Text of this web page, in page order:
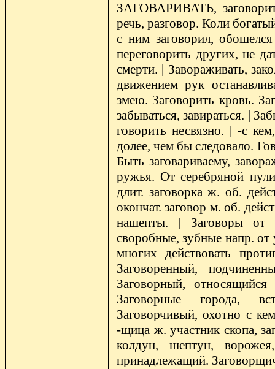
ЗАГОВАРИВАТЬ,
речь, разговор. Коли
с ним заговорил,
переговорить других, не
смерти. | Завораживать,
движением рук
змею. Заговорить кровь.
забываться, завираться. |
говорить несвязно. | -с
долее, чем бы следовало.
Быть заговариваему,
ружья. От серебряной
длит. заговорка ж. об.
окончат. заговор м. об.
нашепты. | Заговоры от
своробные, зубные напр. от
многих действовать
Заговоренный,
Заговорный,
Заговорные города,
Заговорчивый, охотно с
-щица ж. участник скопа,
колдун, шептун,
принадлежащий.